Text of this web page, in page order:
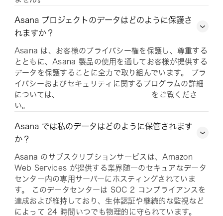
Asana プロジェクトのデータはどのように保護さ
れますか？
Asana は、お客様のプライバシー権を保護し、尊重する
とともに、Asana 製品の使用を通してお客様が提供する
データを保護することに全力で取り組んでいます。 プラ
イバシーおよびセキュリティに関するプログラムの詳細
については、
をご覧くださ
い。
Asana では私のデータはどのように保管されます
か？
Asana のサブスクリプションサービスは、Amazon
Web Services が提供する業界随一のセキュアなデータ
センター内の専用サーバーにホスティングされていま
す。 このデータセンターは SOC 2 コンプライアンスを
達成および維持しており、生体認証や継続的な監視など
によって 24 時間いつでも物理的に守られています。